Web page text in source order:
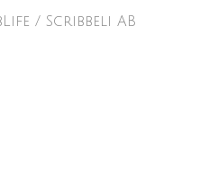
/ Scribbeli AB